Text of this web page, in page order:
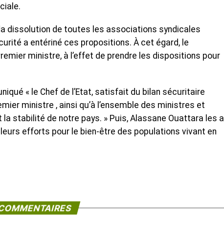
dissolution de toutes les associations syndicales
a entériné ces propositions. À cet égard, le
ministre, à l’effet de prendre les dispositions pour
« le Chef de l’Etat, satisfait du bilan sécuritaire
ministre , ainsi qu’à l’ensemble des ministres et
stabilité de notre pays. » Puis, Alassane Ouattara les a
efforts pour le bien-être des populations vivant en